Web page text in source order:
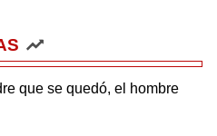
que se quedó, el hombre